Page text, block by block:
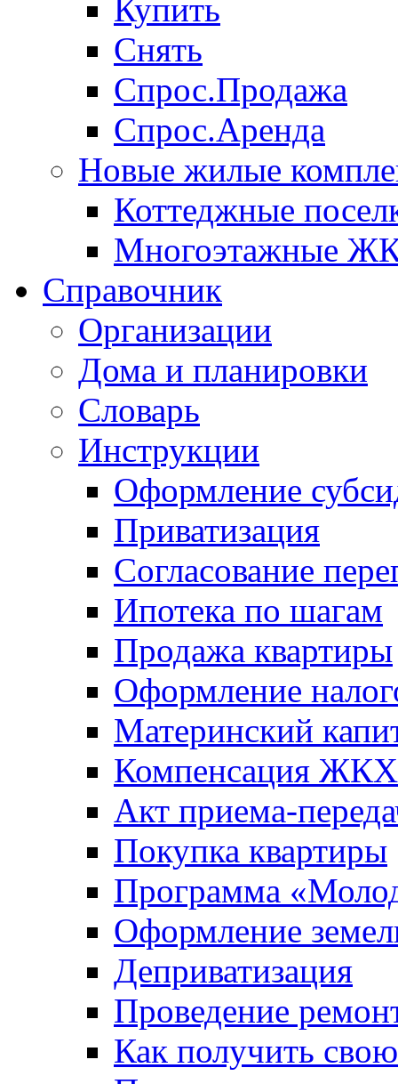
Купить
Снять
Спрос.Продажа
Спрос.Аренда
Новые жилые
Коттеджные
Многоэтажные
Справочник
Организации
Дома и планировки
Словарь
Инструкции
Оформление
Приватизация
Согласование
Ипотека по шагам
Продажа квартиры
Оформление
Материнский
Компенсация ЖКХ
Акт приема-
Покупка квартиры
Программа
Оформление
Деприватизация
Проведение
Как получить